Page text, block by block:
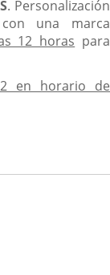
. Personalización
una marca
12 horas para
en horario de